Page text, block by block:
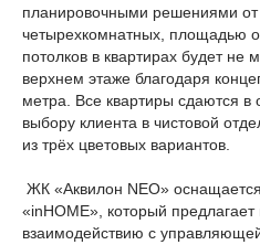
планировочными решениями от
четырехкомнатных, площадью
потолков в квартирах будет не
верхнем этаже благодаря
метра. Все квартиры сдаются в
выбору клиента в чистовой
из трёх цветовых вариантов.
ЖК «Аквилон NEO»
«inHOME», который
взаимодействию с